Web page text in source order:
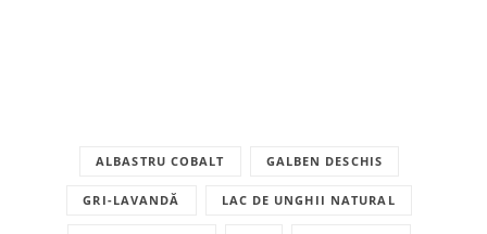
ALBASTRU COBALT GALBEN DESCHIS
GRI-LAVANDĂ LAC DE UNGHII NATURAL